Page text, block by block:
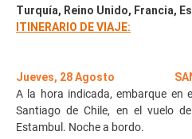
Turquía, Reino Unido, Francia,
ITINERARIO DE VIAJE:
Jueves, 28 Agosto
A la hora indicada, embarque en
Santiago de Chile, en el vuelo
Estambul. Noche a bordo.